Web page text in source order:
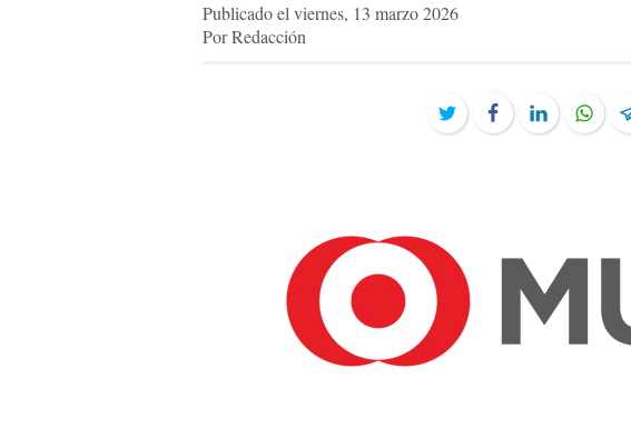
Publicado el viernes, 13 marzo 2026
Por Redacción
TwitterFacebookLinkedIn